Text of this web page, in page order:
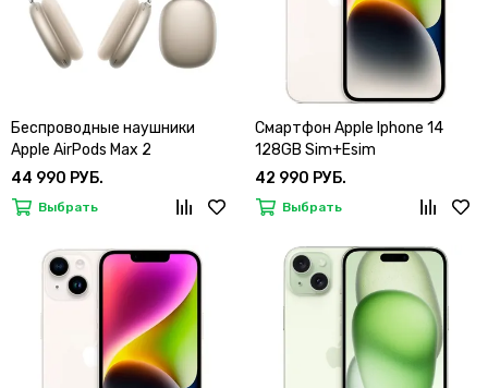
Беспроводные наушники
Apple AirPods Max 2
44 990 РУБ.
Выбрать
Смартфон Apple Iphone 14
128GB Sim+Esim
42 990 РУБ.
Выбрать